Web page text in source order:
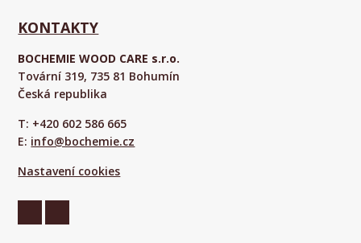
KONTAKTY
BOCHEMIE WOOD CARE s.r.o.
Tovární 319, 735 81 Bohumín
Česká republika
T: +420 602 586 665
E: info@bochemie.cz
Nastavení cookies